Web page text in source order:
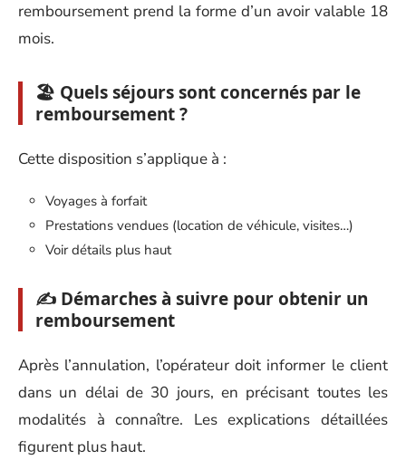
remboursement prend la forme d’un avoir valable 18
mois.
🏖️ Quels séjours sont concernés par le
remboursement ?
Cette disposition s’applique à :
Voyages à forfait
Prestations vendues (location de véhicule, visites…)
Voir détails plus haut
✍️ Démarches à suivre pour obtenir un
remboursement
Après l’annulation, l’opérateur doit informer le client
dans un délai de 30 jours, en précisant toutes les
modalités à connaître. Les explications détaillées
figurent plus haut.